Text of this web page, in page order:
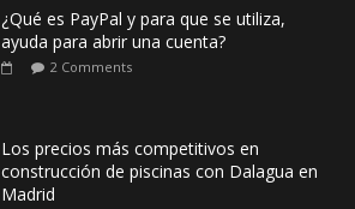
¿Qué es PayPal y para que se utiliza,
ayuda para abrir una cuenta?
2 Comments
Los precios más competitivos en
construcción de piscinas con Dalagua en
Madrid